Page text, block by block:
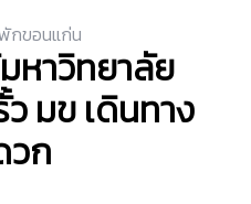
กขอนแก่น
หาวิทยาลัย
มข เดินทาง
วก